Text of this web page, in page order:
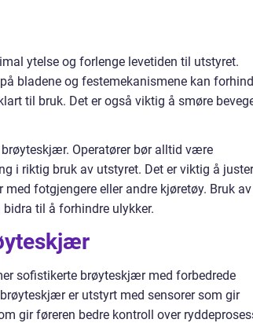
ytelse og forlenge levetiden til utstyret.
bladene og festemekanismene kan
til bruk. Det er også viktig å smøre
Operatører bør alltid være
i riktig bruk av utstyret. Det er viktig å
fotgjengere eller andre kjøretøy. Bruk av
til å forhindre ulykker.
sofistikerte brøyteskjær med forbedrede
er utstyrt med sensorer som gir
gir føreren bedre kontroll over